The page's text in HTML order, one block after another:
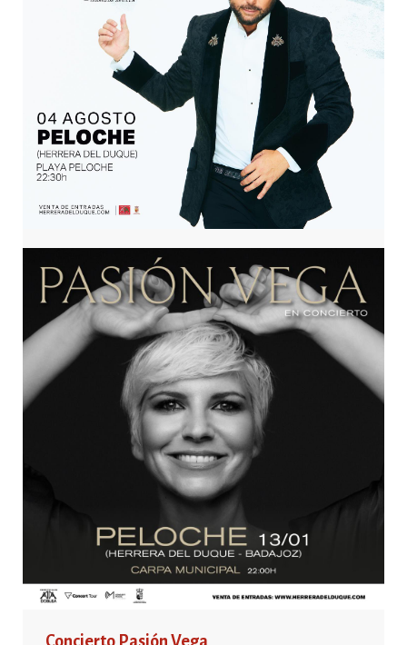
Concierto Miguel Poveda
4 agosto, 2023 22:30 – 23:45 Playa de Peloche
HERRERADELDUQUE — 21 DICIEMBRE, 2022
Concierto Pasión Vega